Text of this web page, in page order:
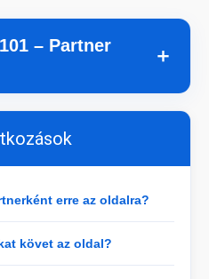
– Partner
＋
erre az oldalra?
követ az oldal?